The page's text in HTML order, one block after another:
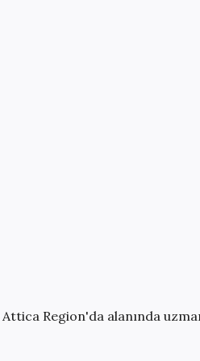
Attica Region'da alanında